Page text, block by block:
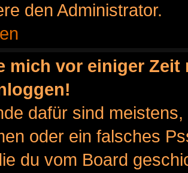
den Administrator.
mich vor einiger
dafür sind
oder ein falsches
du vom Board